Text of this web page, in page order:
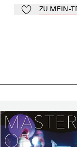
Zu Mein-TdZ
ZU MEIN-